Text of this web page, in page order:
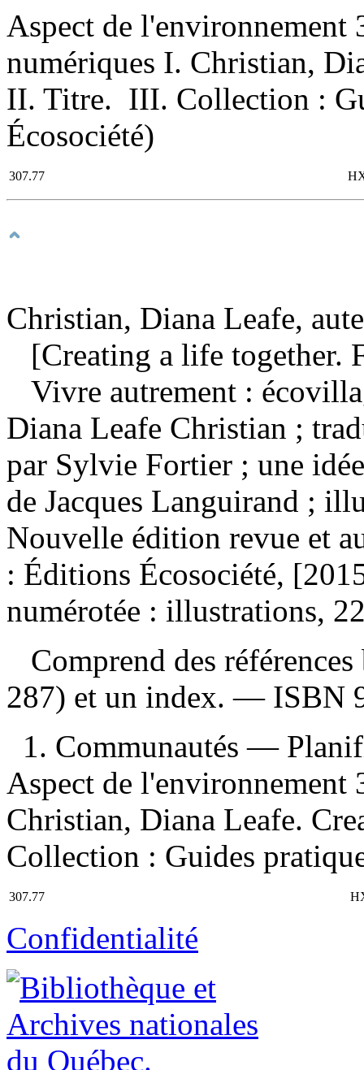
Aspect de
numériques I. Christian,
II. Titre. III. Collection :
Écosociété)
307.77
Christian, Diana Leafe,
[Creating a life together.
Vivre autrement :
Diana Leafe Christian ;
par Sylvie Fortier ; une
de Jacques Languirand ;
Nouvelle édition revue et
: Éditions Écosociété,
numérotée : illustrations,
Comprend des
287) et un index. — ISBN
1. Communautés —
Aspect de
Christian, Diana Leafe.
Collection : Guides
307.77
Confidentialité